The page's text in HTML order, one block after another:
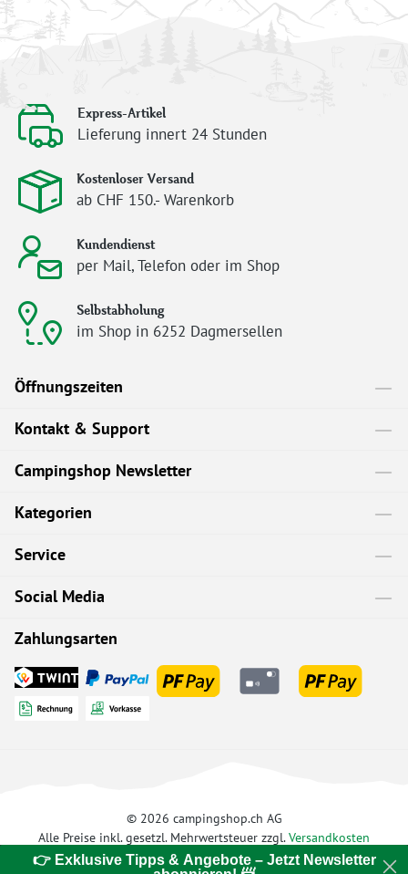
Express-Artikel
Lieferung innert 24 Stunden
Kostenloser Versand
ab CHF 150.- Warenkorb
Kundendienst
per Mail, Telefon oder im Shop
Selbstabholung
im Shop in 6252 Dagmersellen
Öffnungszeiten
Kontakt & Support
Campingshop Newsletter
Kategorien
Service
Social Media
Zahlungsarten
© 2026 campingshop.ch AG
Alle Preise inkl. gesetzl. Mehrwertsteuer zzgl.Versandkosten
👉 Exklusive Tipps & Angebote – Jetzt Newsletter